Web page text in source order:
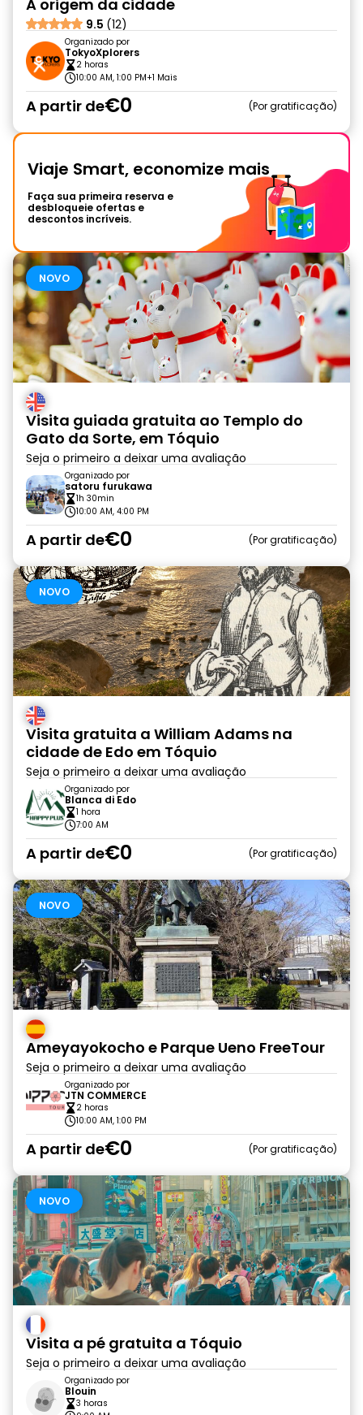
A origem da cidade
9.5 (12)
Organizado por
TokyoXplorers
2 horas
10:00 AM, 1:00 PM+1 Mais
A partir de€0 Por gratificação
Viaje Smart, economize mais
Faça sua primeira reserva e
desbloqueie ofertas e
descontos incríveis.
NOVO
Visita guiada gratuita ao Templo do
Gato da Sorte, em Tóquio
Seja o primeiro a deixar uma avaliação
Organizado por
satoru furukawa
1h 30min
10:00 AM, 4:00 PM
A partir de€0 Por gratificação
NOVO
Visita gratuita a William Adams na
cidade de Edo em Tóquio
Seja o primeiro a deixar uma avaliação
Organizado por
Blanca di Edo
1 hora
7:00 AM
A partir de€0 Por gratificação
NOVO
Ameyayokocho e Parque Ueno FreeTour
Seja o primeiro a deixar uma avaliação
Organizado por
JTN COMMERCE
2 horas
10:00 AM, 1:00 PM
A partir de€0 Por gratificação
NOVO
Visita a pé gratuita a Tóquio
Seja o primeiro a deixar uma avaliação
Organizado por
Blouin
3 horas